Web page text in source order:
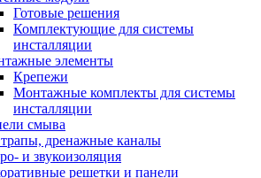
Готовые решения
Комплектующие для системы
инсталляции
элементы
Крепежи
Монтажные комплекты для системы
инсталляции
смыва
дренажные каналы
и звукоизоляция
решетки и панели